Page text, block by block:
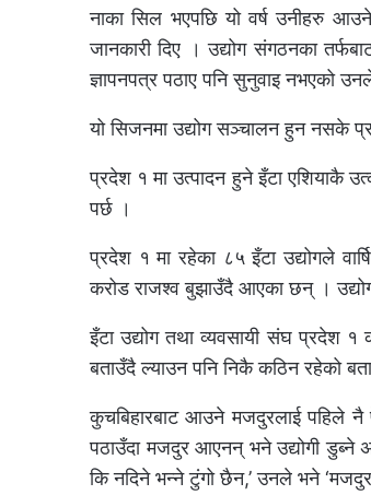
नाका सिल भएपछि यो वर्ष उनीहरु
जानकारी दिए । उद्योग संगठनका
ज्ञापनपत्र पठाए पनि सुनुवाइ नभएको
यो सिजनमा उद्योग सञ्चालन हुन नसके
प्रदेश १ मा उत्पादन हुने इँटा एशियाकै
पर्छ ।
प्रदेश १ मा रहेका ८५ इँटा उद्योगले
करोड राजश्व बुझाउँदै आएका छन् ।
इँटा उद्योग तथा व्यवसायी संघ प्रदेश
बताउँदै ल्याउन पनि निकै कठिन रहेको
कुचबिहारबाट आउने मजदुरलाई पहिले नै
पठाउँदा मजदुर आएनन् भने उद्योगी
कि नदिने भन्ने टुंगो छैन,’ उनले भने